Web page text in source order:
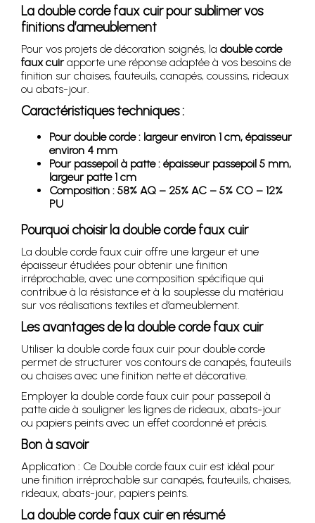
La double corde faux cuir pour sublimer vos
finitions d’ameublement
Pour vos projets de décoration soignés, la double corde
faux cuirapporte une réponse adaptée à vos besoins de
finition sur chaises, fauteuils, canapés, coussins, rideaux
ou abats-jour.
Caractéristiques techniques :
Pour double corde : largeur environ 1 cm, épaisseur
environ 4 mm
Pour passepoil à patte : épaisseur passepoil 5 mm,
largeur patte 1 cm
Composition : 58% AQ – 25% AC – 5% CO – 12%
PU
Pourquoi choisir la double corde faux cuir
La double corde faux cuir offre une largeur et une
épaisseur étudiées pour obtenir une finition
irréprochable, avec une composition spécifique qui
contribue à la résistance et à la souplesse du matériau
sur vos réalisations textiles et d’ameublement.
Les avantages de la double corde faux cuir
Utiliser la double corde faux cuir pour double corde
permet de structurer vos contours de canapés, fauteuils
ou chaises avec une finition nette et décorative.
Employer la double corde faux cuir pour passepoil à
patte aide à souligner les lignes de rideaux, abats-jour
ou papiers peints avec un effet coordonné et précis.
Bon à savoir
Application : Ce Double corde faux cuir est idéal pour
une finition irréprochable sur canapés, fauteuils, chaises,
rideaux, abats-jour, papiers peints.
La double corde faux cuir en résumé